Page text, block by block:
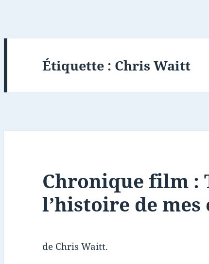
Étiquette : Chris Waitt
Chronique film :
l’histoire de mes
de Chris Waitt.